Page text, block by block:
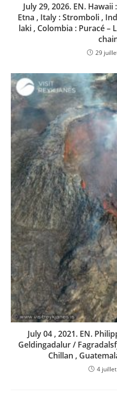
July 29, 2026. EN.
Etna , Italy : Stromboli ,
laki , Colombia : Puracé –
29
July 04 , 2021. EN.
Geldingadalur /
Chillan ,
4